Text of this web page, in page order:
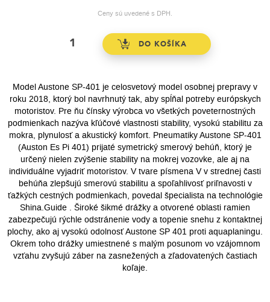
Ceny sú uvedené s DPH.
Model Austone SP-401 je celosvetový model osobnej prepravy v
roku 2018, ktorý bol navrhnutý tak, aby spĺňal potreby európskych
motoristov. Pre ňu čínsky výrobca vo všetkých poveternostných
podmienkach nazýva kľúčové vlastnosti stability, vysokú stabilitu za
mokra, plynulosť a akustický komfort. Pneumatiky Austone SP-401
(Auston Es Pi 401) prijaté symetrický smerový behúň, ktorý je
určený nielen zvýšenie stability na mokrej vozovke, ale aj na
individuálne vyjadriť motoristov. V tvare písmena V v strednej časti
behúňa zlepšujú smerovú stabilitu a spoľahlivosť priľnavosti v
ťažkých cestných podmienkach, povedal špecialista na technológie
Shina.Guide . Široké šikmé drážky a otvorené oblasti ramien
zabezpečujú rýchle odstránenie vody a topenie snehu z kontaktnej
plochy, ako aj vysokú odolnosť Austone SP 401 proti aquaplaningu.
Okrem toho drážky umiestnené s malým posunom vo vzájomnom
vzťahu zvyšujú záber na zasnežených a zľadovatených častiach
koľaje.